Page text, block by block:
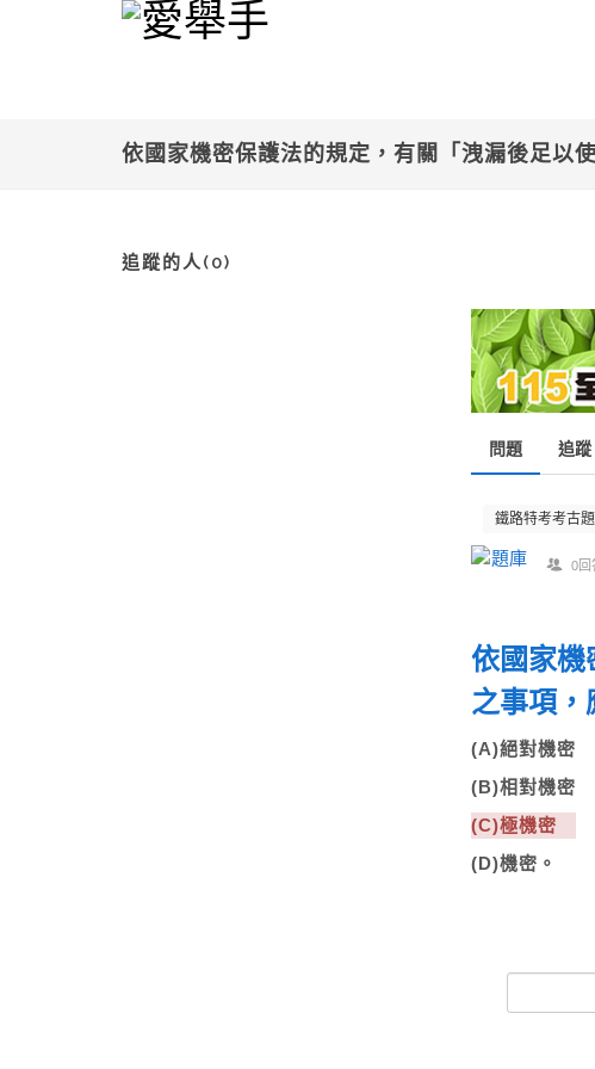
依國家機密保護法的規定，有關「洩漏後足
追蹤的人(0)
問題 追蹤
鐵路特考考古題
0回
依國家機
之事項
(A)絕對機密
(B)相對機密
(C)極機密
(D)機密。